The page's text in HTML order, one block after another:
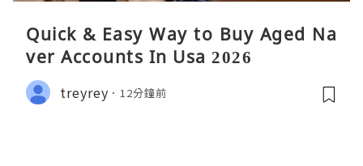
Quick & Easy Way to Buy Aged Na
ver Accounts In Usa 2026
treyrey 12分鐘前